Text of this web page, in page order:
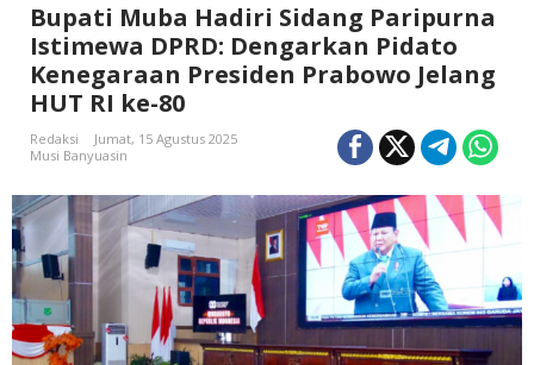
Bupati Muba Hadiri Sidang Paripurna
Istimewa DPRD: Dengarkan Pidato
Kenegaraan Presiden Prabowo Jelang
HUT RI ke-80
Redaksi
Jumat, 15 Agustus 2025
Musi Banyuasin